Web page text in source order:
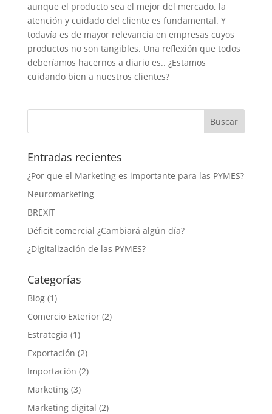
aunque el producto sea el mejor del mercado, la
atención y cuidado del cliente es fundamental. Y
todavía es de mayor relevancia en empresas cuyos
productos no son tangibles. Una reflexión que todos
deberíamos hacernos a diario es.. ¿Estamos
cuidando bien a nuestros clientes?
Entradas recientes
¿Por que el Marketing es importante para las PYMES?
Neuromarketing
BREXIT
Déficit comercial ¿Cambiará algún día?
¿Digitalización de las PYMES?
Categorías
Blog(1)
Comercio Exterior(2)
Estrategia (1)
Exportación (2)
Importación (2)
Marketing(3)
Marketing digital (2)